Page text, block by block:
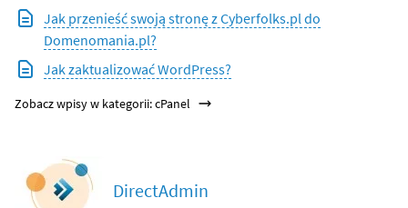
Jak przenieść swoją stronę z Cyberfolks.pl do
Domenomania.pl?
Jak zaktualizować WordPress?
Zobacz wpisy w kategorii: cPanel
DirectAdmin